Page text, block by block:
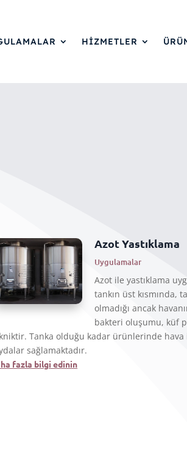
HİZMETLER
Azot Yastıklama
Uygulamalar
Azot ile yastıklama
tankın üst kısmında,
olmadığı ancak
bakteri oluşumu, küf
Tanka olduğu kadar ürünlerinde
sağlamaktadır.
fazla bilgi edinin